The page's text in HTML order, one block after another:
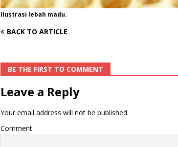
Ilustrasi lebah madu.
BACK TO ARTICLE
BE THE FIRST TO COMMENT
Leave a Reply
Your email address will not be published.
Comment